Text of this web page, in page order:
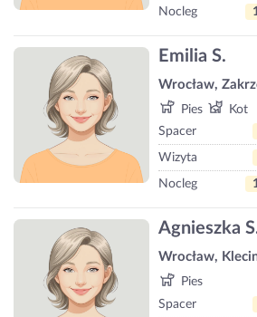
Nocleg
Emilia S.
Wrocław,
Pies
Kot
Spacer
Wizyta
Nocleg
Agnieszka
Wrocław,
Pies
Spacer